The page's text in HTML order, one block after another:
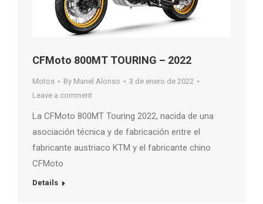
CFMoto 800MT TOURING – 2022
Motos By Manel Alonso
3 de enero de 2022
Leave a comment
La CFMoto 800MT Touring 2022, nacida de una
asociación técnica y de fabricación entre el
fabricante austriaco KTM y el fabricante chino
CFMoto
Details